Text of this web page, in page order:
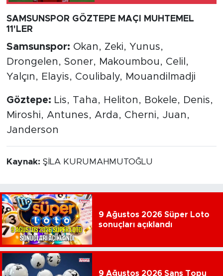
SAMSUNSPOR GÖZTEPE MAÇI MUHTEMEL
11'LER
Samsunspor: Okan, Zeki, Yunus,
Drongelen, Soner, Makoumbou, Celil,
Yalçın, Elayis, Coulibaly, Mouandilmadji
Göztepe: Lis, Taha, Heliton, Bokele, Denis,
Miroshi, Antunes, Arda, Cherni, Juan,
Janderson
Kaynak: ŞİLA KURUMAHMUTOĞLU
9 Ağustos 2026 Süper Loto
sonuçları açıklandı
9 Ağustos 2026 Şans Topu